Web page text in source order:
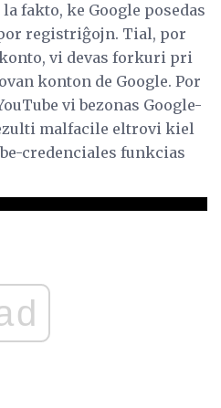
fakto, ke Google posedas
registriĝojn. Tial, por
vi devas forkuri pri
konton de Google. Por
vi bezonas Google-
malfacile eltrovi kiel
credenciales funkcias